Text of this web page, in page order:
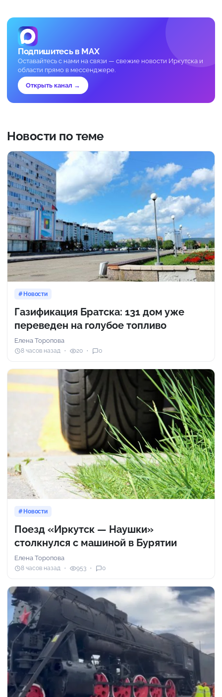
Подпишитесь в MAX
Оставайтесь с нами на связи — свежие новости Иркутска и
области прямо в мессенджере.
Открыть канал →
Новости по теме
Новости
Газификация Братска: 131 дом уже
переведен на голубое топливо
Елена Торопова
8 часов назад 20 0
Новости
Поезд «Иркутск — Наушки»
столкнулся с машиной в Бурятии
Елена Торопова
8 часов назад 953 0